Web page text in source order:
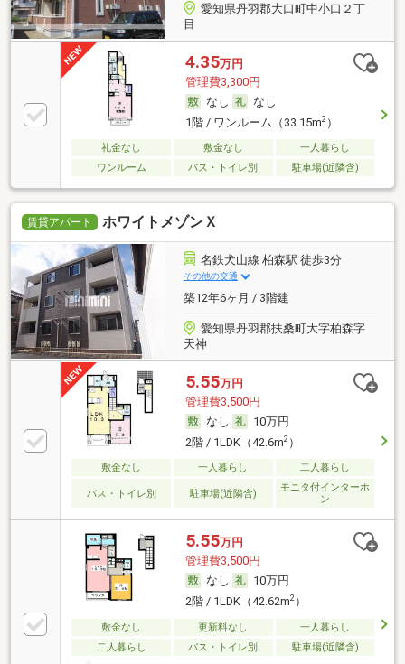
愛知県丹羽郡大口町中小口２丁
目
4.35万円
管理費3,300円
なし
なし
1階 / ワンルーム（33.15m2）
礼金なし 敷金なし
一人暮らし
ワンルーム
バス・トイレ別 駐車場(近隣含)
賃貸アパート ホワイトメゾンＸ
名鉄犬山線 柏森駅 徒歩3分
その他の交通
築12年6ヶ月 / 3階建
愛知県丹羽郡扶桑町大字柏森字
天神
5.55万円
管理費3,500円
なし
10万円
2階 / 1LDK（42.6m2）
敷金なし 一人暮らし 二人暮らし
バス・トイレ別 駐車場(近隣含)
モニタ付インターホ
ン
5.55万円
管理費3,500円
なし
10万円
2階 / 1LDK（42.62m2）
敷金なし 更新料なし
一人暮らし
二人暮らし
バス・トイレ別 駐車場(近隣含)